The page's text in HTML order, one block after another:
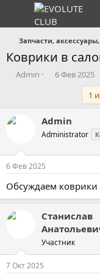
Запчасти,
Коврики в
А
р
м
ы
Admin
Д
н
а
ч
а
6 Фев 2025
1
Admin
Administrator
6 Фев 2025
Обсуждаем коврики
Станислав
Участник
7 Окт 2025